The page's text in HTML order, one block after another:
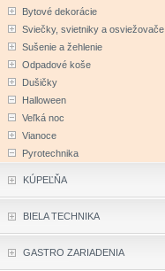
Bytové dekorácie
Sviečky, svietniky a osviežovače
Sušenie a žehlenie
Odpadové koše
Dušičky
Halloween
Veľká noc
Vianoce
Pyrotechnika
KÚPEĽŇA
BIELA TECHNIKA
GASTRO ZARIADENIA